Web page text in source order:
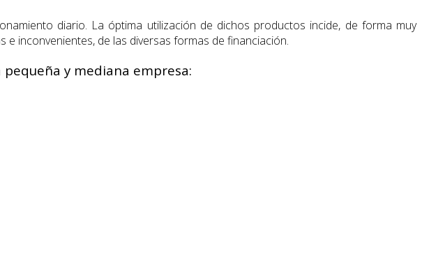
diario. La óptima utilización de dichos productos incide, de forma muy
inconvenientes, de las diversas formas de financiación.
y mediana empresa: